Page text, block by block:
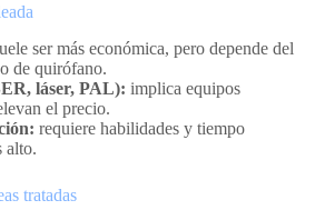
ser más económica, pero depende del
de quirófano.
láser, PAL): implica equipos
el precio.
requiere habilidades y tiempo
alto.
tratadas